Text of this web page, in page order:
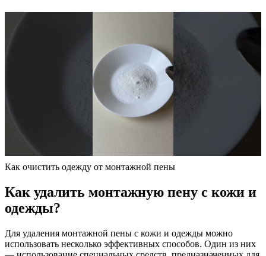
Как очистить одежду от монтажной пены
Как удалить монтажную пену с кожи и
одежды?
Для удаления монтажной пены с кожи и одежды можно
использовать несколько эффективных способов. Один из них